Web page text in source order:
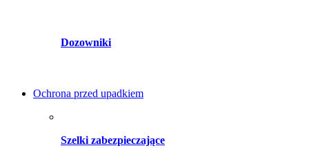
Dozowniki
Ochrona przed upadkiem
Szelki zabezpieczające